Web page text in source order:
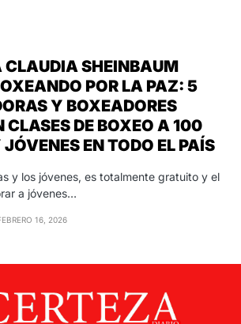
CLAUDIA SHEINBAUM
POR LA PAZ: 5
Y BOXEADORES
CLASES DE BOXEO A 100
EN TODO EL PAÍS
y los jóvenes, es totalmente gratuito y el
a jóvenes…
16, 2026